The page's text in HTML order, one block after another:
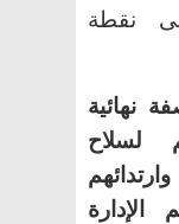
نقطة
نهائية
لسلاح
الإدارة